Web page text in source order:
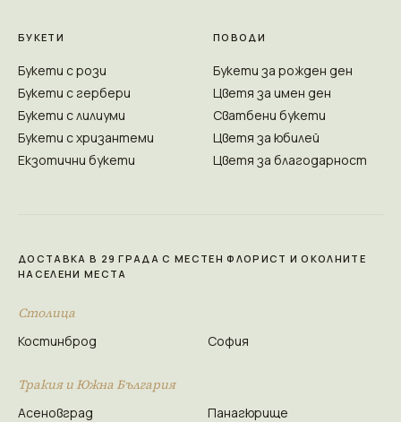
БУКЕТИ
Букети с рози
Букети с гербери
Букети с лилиуми
Букети с хризантеми
Екзотични букети
ПОВОДИ
Букети за рожден ден
Цветя за имен ден
Сватбени букети
Цветя за юбилей
Цветя за благодарност
ДОСТАВКА В 29 ГРАДА С МЕСТЕН ФЛОРИСТ И ОКОЛНИТЕ
НАСЕЛЕНИ МЕСТА
Столица
Костинброд София
Тракия и Южна България
Асеновград
Панагюрище